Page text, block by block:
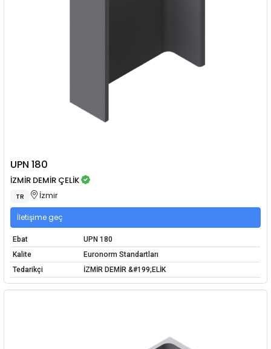
UPN 180
İZMİR DEMİR ÇELİK
TR İzmir
İletişime geç
Ebat
UPN 180
Kalite
Euronorm Standartları
Tedarikçi
İZMİR DEMİR &#199;ELİK